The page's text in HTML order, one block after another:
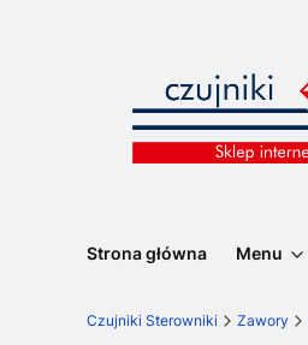
Strona główna Menu
Czujniki Sterowniki Zawory